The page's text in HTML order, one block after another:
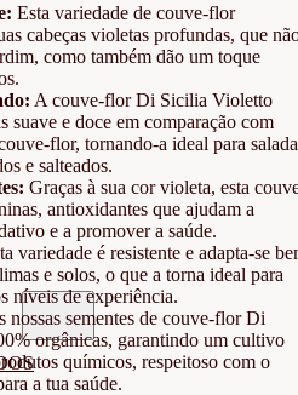
Esta variedade de couve-flor
cabeças violetas profundas, que
como também dão um toque
A couve-flor Di Sicilia Violetto
suave e doce em comparação com
flor, tornando-a ideal para
e salteados.
Graças à sua cor violeta, esta
antioxidantes que ajudam a
e a promover a saúde.
variedade é resistente e adapta-se
e solos, o que a torna ideal para
níveis de experiência.
nossas sementes de couve-flor Di
orgânicas, garantindo um cultivo
químicos, respeitoso com o
a tua saúde.